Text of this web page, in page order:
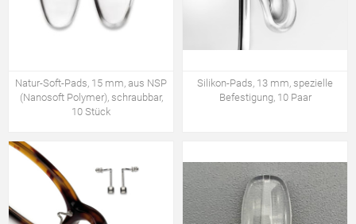
Natur-Soft-Pads, 15 mm, aus NSP
(Nanosoft Polymer), schraubbar,
10 Stück
Silikon-Pads, 13 mm, spezielle
Befestigung, 10 Paar